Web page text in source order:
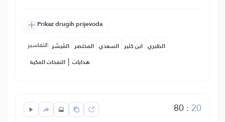
Prikaz drugih prijevoda
التفاسير: المُيسَّر المختصر السعدي ابن كثير الطبري
النفحات المكية | هدايات
80: 20